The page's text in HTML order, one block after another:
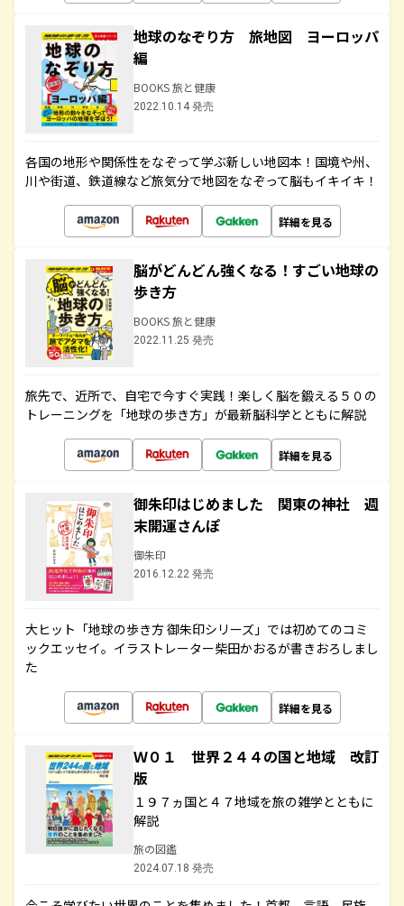
地球のなぞり方 旅地図 ヨーロッパ
編
BOOKS 旅と健康
2022.10.14 発売
各国の地形や関係性をなぞって学ぶ新しい地図本！国境や州、
川や街道、鉄道線など旅気分で地図をなぞって脳もイキイキ！
詳細を見る
脳がどんどん強くなる！すごい地球の
歩き方
BOOKS 旅と健康
2022.11.25 発売
旅先で、近所で、自宅で今すぐ実践！楽しく脳を鍛える５０の
トレーニングを「地球の歩き方」が最新脳科学とともに解説
詳細を見る
御朱印はじめました 関東の神社 週
末開運さんぽ
御朱印
2016.12.22 発売
大ヒット「地球の歩き方 御朱印シリーズ」では初めてのコミ
ックエッセイ。イラストレーター柴田かおるが書きおろしまし
た
詳細を見る
Ｗ０１ 世界２４４の国と地域 改訂
版
１９７ヵ国と４７地域を旅の雑学とともに
解説
旅の図鑑
2024.07.18 発売